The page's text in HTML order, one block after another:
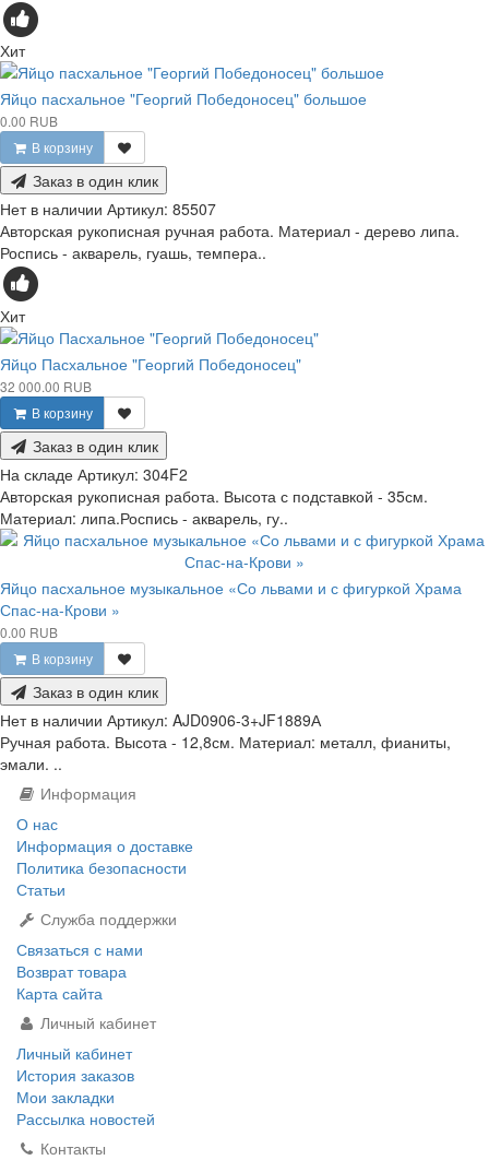
Хит
Яйцо пасхальное "Георгий Победоносец" большое
0.00 RUB
В корзину
Заказ в один клик
Нет в наличии Артикул: 85507
Авторская рукописная ручная работа. Материал - дерево липа.
Роспись - акварель, гуашь, темпера..
Хит
Яйцо Пасхальное "Георгий Победоносец"
32 000.00 RUB
В корзину
Заказ в один клик
На складе Артикул: 304F2
Авторская рукописная работа. Высота с подставкой - 35см.
Материал: липа.Роспись - акварель, гу..
Яйцо пасхальное музыкальное «Со львами и с фигуркой Храма
Спас-на-Крови »
0.00 RUB
В корзину
Заказ в один клик
Нет в наличии Артикул: AJD0906-3+JF1889А
Ручная работа. Высота - 12,8см. Материал: металл, фианиты,
эмали. ..
Информация
О нас
Информация о доставке
Политика безопасности
Статьи
Служба поддержки
Связаться с нами
Возврат товара
Карта сайта
Личный кабинет
Личный кабинет
История заказов
Мои закладки
Рассылка новостей
Контакты